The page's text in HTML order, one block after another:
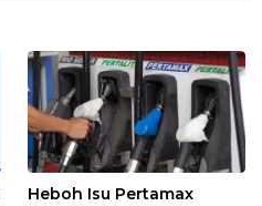
Heboh Isu Pertamax